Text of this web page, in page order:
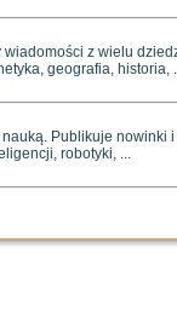
z wielu
geografia, historia,
Publikuje
robotyki, ...